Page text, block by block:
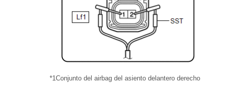
*1Conjunto del airbag del asiento delantero derecho